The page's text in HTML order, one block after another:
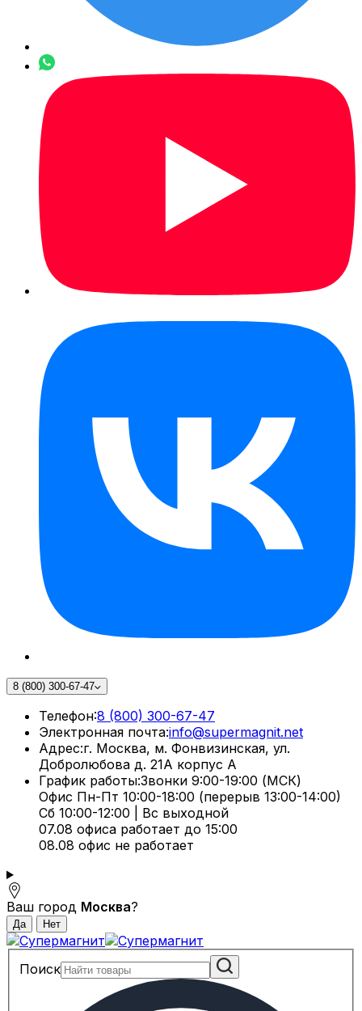
8 (800) 300-67-47
Телефон:8 (800) 300-67-47
Электронная почта:info@supermagnit.net
Адрес:г. Москва, м. Фонвизинская, ул.
Добролюбова д. 21А корпус А
График работы:Звонки 9:00-19:00 (МСК)
Офис Пн-Пт 10:00-18:00 (перерыв 13:00-14:00)
Сб 10:00-12:00 | Вс выходной
07.08 офиса работает до 15:00
08.08 офис не работает
Ваш город Москва?
Поиск